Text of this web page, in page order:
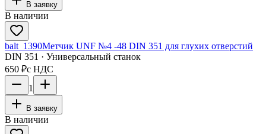
В заявку
В наличии
balt_1390Метчик UNF №4 -48 DIN 351 для глухих отверстий
DIN 351 · Универсальный станок
650 ₽с НДС
1
В заявку
В наличии